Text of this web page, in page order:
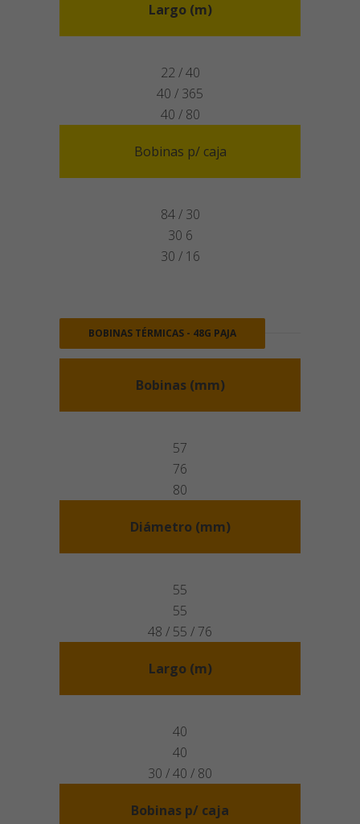
Largo (m)
22 / 40
40 / 365
40 / 80
Bobinas p/ caja
84 / 30
30 6
30 / 16
BOBINAS TÉRMICAS - 48G PAJA
Bobinas (mm)
57
76
80
Diámetro (mm)
55
55
48 / 55 / 76
Largo (m)
40
40
30 / 40 / 80
Bobinas p/ caja